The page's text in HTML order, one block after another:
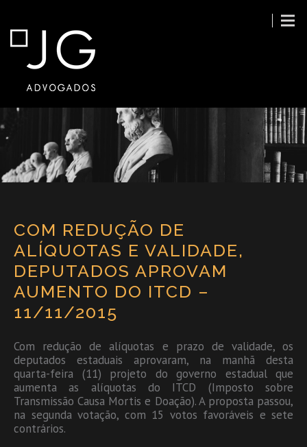
COM REDUÇÃO DE
ALÍQUOTAS E VALIDADE,
DEPUTADOS APROVAM
AUMENTO DO ITCD –
11/11/2015
Com redução de alíquotas e prazo de validade, os
deputados estaduais aprovaram, na manhã desta
quarta-feira (11) projeto do governo estadual que
aumenta as alíquotas do ITCD (Imposto sobre
Transmissão Causa Mortis e Doação). A proposta passou,
na segunda votação, com 15 votos favoráveis e sete
contrários.